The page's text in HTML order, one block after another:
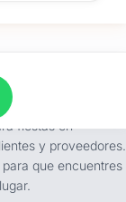
fiestas en
y proveedores.
que encuentres